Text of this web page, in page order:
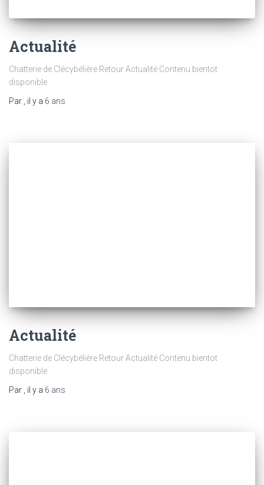
Actualité
Chatterie de Clécybélière Retour Actualité Contenu bientot
disponible
Par
, il y a 6 ans
Actualité
Chatterie de Clécybélière Retour Actualité Contenu bientot
disponible
Par , il y a 6 ans